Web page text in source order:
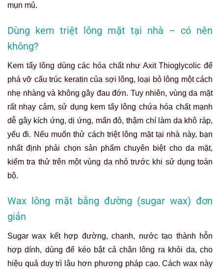
mụn mủ.
Dùng kem triệt lông mặt tại nhà – có nên
không?
Kem tẩy lông dùng các hóa chất như Axit Thioglycolic để
phá vỡ cấu trúc keratin của sợi lông, loại bỏ lông một cách
nhẹ nhàng và không gây đau đớn. Tuy nhiên, vùng da mặt
rất nhạy cảm, sử dụng kem tẩy lông chứa hóa chất mạnh
dễ gây kích ứng, dị ứng, mẩn đỏ, thậm chí làm da khô ráp,
yếu đi. Nếu muốn thử cách triệt lông mặt tại nhà này, bạn
nhất định phải chọn sản phẩm chuyên biệt cho da mặt,
kiểm tra thử trên một vùng da nhỏ trước khi sử dụng toàn
bộ.
Wax lông mặt bằng đường (sugar wax) đơn
giản
Sugar wax kết hợp đường, chanh, nước tạo thành hỗn
hợp dính, dùng để kéo bật cả chân lông ra khỏi da, cho
hiệu quả duy trì lâu hơn phương pháp cạo. Cách wax này